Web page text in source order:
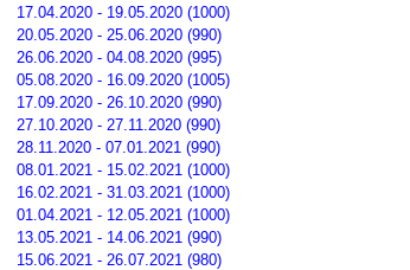
17.04.2020 - 19.05.2020 (1000)
20.05.2020 - 25.06.2020 (990)
26.06.2020 - 04.08.2020 (995)
05.08.2020 - 16.09.2020 (1005)
17.09.2020 - 26.10.2020 (990)
27.10.2020 - 27.11.2020 (990)
28.11.2020 - 07.01.2021 (990)
08.01.2021 - 15.02.2021 (1000)
16.02.2021 - 31.03.2021 (1000)
01.04.2021 - 12.05.2021 (1000)
13.05.2021 - 14.06.2021 (990)
15.06.2021 - 26.07.2021 (980)